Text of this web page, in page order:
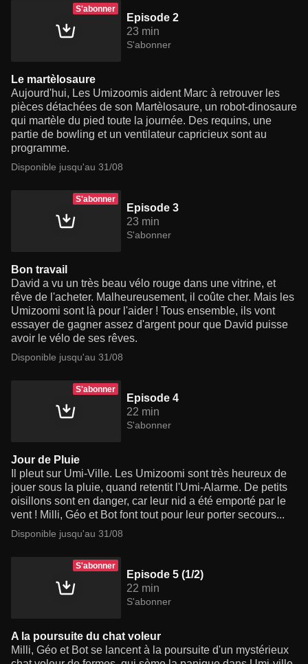
S'abonner
Episode 2
23 min
S'abonner
Le martèlosaure
Aujourd'hui, Les Umizoomis aident Marc à retrouver les
pièces détachées de son Martèlosaure, un robot-dinosaure
qui martèle du pied toute la journée. Des requins, une
partie de bowling et un ventilateur capricieux sont au
programme.
Disponible jusqu'au 31/08
S'abonner
Episode 3
23 min
S'abonner
Bon travail
David a vu un très beau vélo rouge dans une vitrine, et
rêve de l'acheter. Malheureusement, il coûte cher. Mais les
Umizoomi sont là pour l'aider ! Tous ensemble, ils vont
essayer de gagner assez d'argent pour que David puisse
avoir le vélo de ses rêves.
Disponible jusqu'au 31/08
S'abonner
Episode 4
22 min
S'abonner
Jour de Pluie
Il pleut sur Umi-Ville. Les Umizoomi sont très heureux de
jouer sous la pluie, quand retentit l'Umi-Alarme. De petits
oisillons sont en danger, car leur nid a été emporté par le
vent ! Milli, Géo et Bot font tout pour leur porter secours...
Disponible jusqu'au 31/08
S'abonner
Episode 5 (1/2)
22 min
S'abonner
A la poursuite du chat voleur
Milli, Géo et Bot se lancent à la poursuite d'un mystérieux